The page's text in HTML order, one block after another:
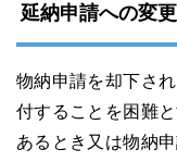
延納申請への変更
物納申請を却下さ
付することを困難
あるとき又は物納